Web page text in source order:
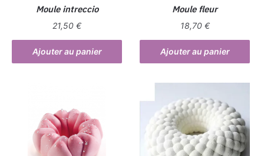
Moule intreccio
21,50€
Ajouter au panier
Moule fleur
18,70 €
Ajouter au panier